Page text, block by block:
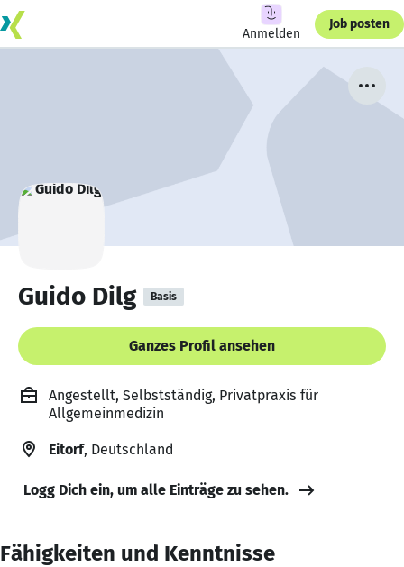
Anmelden
Job posten
Guido Dilg Basis
Ganzes Profil ansehen
Angestellt, Selbstständig, Privatpraxis für
Allgemeinmedizin
Eitorf, Deutschland
Logg Dich ein, um alle Einträge zu sehen.
Fähigkeiten und Kenntnisse